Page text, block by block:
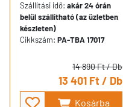
Szállítási idő: akár 24 órán
belül szállítható (az üzletben
készleten)
Cikkszám: PA-TBA 17017
14 890 Ft/ Db
13 401 Ft/ Db
Kosárba